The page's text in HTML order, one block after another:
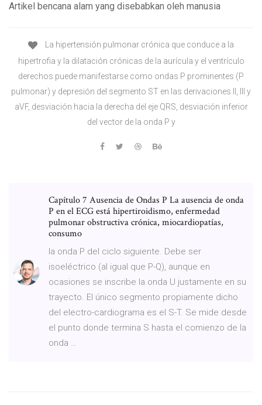
Artikel bencana alam yang disebabkan oleh manusia
La hipertensión pulmonar crónica que conduce a la
hipertrofia y la dilatación crónicas de la aurícula y el ventrículo
derechos puede manifestarse como ondas P prominentes (P
pulmonar) y depresión del segmento ST en las derivaciones II, III y
aVF, desviación hacia la derecha del eje QRS, desviación inferior
del vector de la onda P y
Capítulo 7 Ausencia de Ondas P La ausencia de onda
P en el ECG está hipertiroidismo, enfermedad
pulmonar obstructiva crónica, miocardiopatías,
consumo
la onda P del ciclo siguiente. Debe ser
isoeléctrico (al igual que P-Q), aunque en
ocasiones se inscribe la onda U justamente en su
trayecto. El único segmento propiamente dicho
del electro-cardiograma es el S-T. Se mide desde
el punto donde termina S hasta el comienzo de la
onda …